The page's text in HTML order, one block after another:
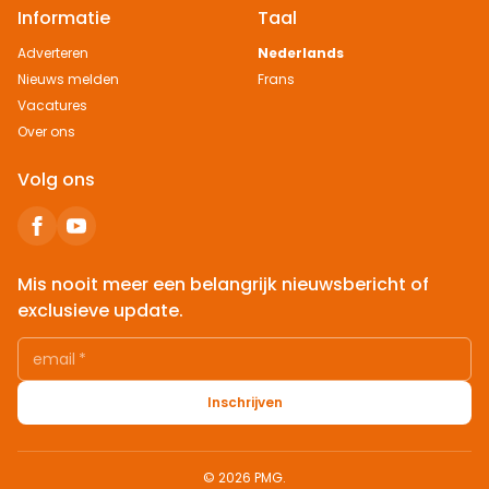
Informatie
Adverteren
Nieuws melden
Vacatures
Over ons
Taal
Nederlands
Frans
Volg ons
Mis nooit meer een belangrijk nieuwsbericht of
exclusieve update.
email *
Inschrijven
© 2026 PMG.